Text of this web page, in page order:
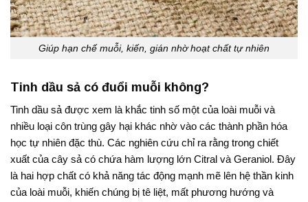
Giúp hạn chế muỗi, kiến, gián nhờ hoạt chất tự nhiên
Tinh dầu sả có đuổi muỗi không?
Tinh dầu sả được xem là khắc tinh số một của loài muỗi và
nhiều loại côn trùng gây hại khác nhờ vào các thành phần hóa
học tự nhiên đặc thù. Các nghiên cứu chỉ ra rằng trong chiết
xuất của cây sả có chứa hàm lượng lớn Citral và Geraniol. Đây
là hai hợp chất có khả năng tác động mạnh mẽ lên hệ thần kinh
của loài muỗi, khiến chúng bị tê liệt, mất phương hướng và